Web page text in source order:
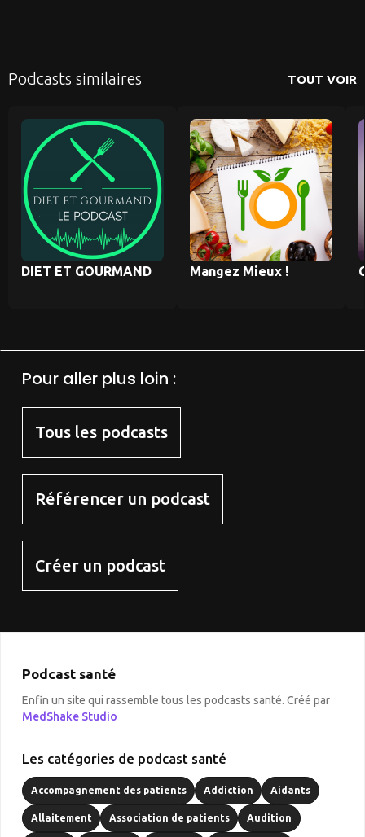
Podcasts similaires TOUT VOIR
DIET ET GOURMAND Mangez Mieux !
Pour aller plus loin :
Tous les podcasts
Référencer un podcast
Créer un podcast
Podcast santé
Enfin un site qui rassemble tous les podcasts santé. Créé par
MedShake Studio
Les catégories de podcast santé
Accompagnement des patients Addiction Aidants
Allaitement Association de patients Audition